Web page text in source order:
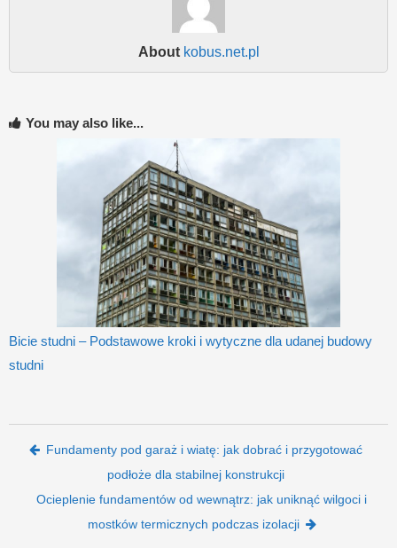
About kobus.net.pl
You may also like...
Bicie studni – Podstawowe kroki i wytyczne dla udanej budowy
studni
Post navigation
Fundamenty pod garaż i wiatę: jak dobrać i przygotować
podłoże dla stabilnej konstrukcji
Ocieplenie fundamentów od wewnątrz: jak uniknąć wilgoci i
mostków termicznych podczas izolacji